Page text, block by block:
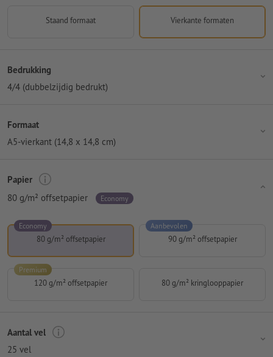
Staand formaat Vierkante formaten
Bedrukking
4/4 (dubbelzijdig bedrukt)
Formaat
A5-vierkant (14,8 x 14,8 cm)
Papier
80 g/m² offsetpapier
Economy
80 g/m² offsetpapier
Economy
90 g/m² offsetpapier
Aanbevolen
120 g/m² offsetpapier
Premium
80 g/m² kringlooppapier
Aantal vel
25 vel